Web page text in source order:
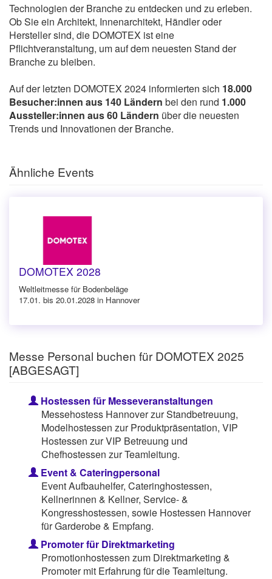
Technologien der Branche zu entdecken und zu erleben.
Ob Sie ein Architekt, Innenarchitekt, Händler oder
Hersteller sind, die DOMOTEX ist eine
Pflichtveranstaltung, um auf dem neuesten Stand der
Branche zu bleiben.
Auf der letzten DOMOTEX 2024 informierten sich 18.000
Besucher:innen aus 140 Ländern bei den rund 1.000
Aussteller:innen aus 60 Ländern über die neuesten
Trends und Innovationen der Branche.
Ähnliche Events
DOMOTEX 2028
Weltleitmesse für Bodenbeläge
17.01. bis 20.01.2028 in Hannover
Messe Personal buchen für DOMOTEX 2025
[ABGESAGT]
Hostessen für Messeveranstaltungen
Messehostess Hannover zur Standbetreuung,
Modelhostessen zur Produktpräsentation, VIP
Hostessen zur VIP Betreuung und
Chefhostessen zur Teamleitung.
Event & Cateringpersonal
Event Aufbauhelfer, Cateringhostessen,
Kellnerinnen & Kellner, Service- &
Kongresshostessen, sowie Hostessen Hannover
für Garderobe & Empfang.
Promoter für Direktmarketing
Promotionhostessen zum Direktmarketing &
Promoter mit Erfahrung für die Teamleitung.